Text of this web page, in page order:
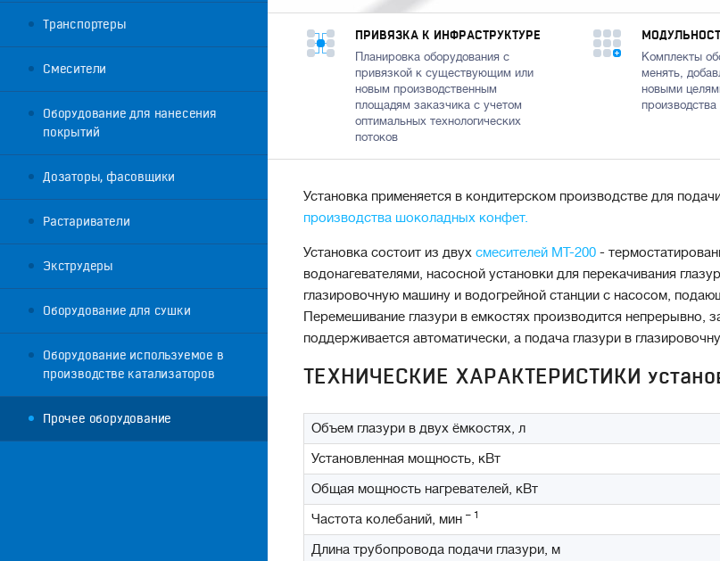
Транспортеры
Смесители
Оборудование для нанесения
покрытий
Дозаторы, фасовщики
Растариватели
Экструдеры
Оборудование для сушки
Оборудование используемое в
производстве катализаторов
Прочее оборудование
ПРИВЯЗКА К ИНФРАСТРУКТУРЕ
Планировка оборудования с
привязкой к существующим или
новым производственным
площадям заказчика с учетом
оптимальных технологических
потоков
Комплекты
менять,
новыми
производства
Установка применяется в кондитерском производстве для
производства шоколадных конфет.
Установка состоит из двух смесителей МТ-200 -
водонагевателями, насосной установки для перекачивания
глазировочную машину и водогрейной станции с насосом,
Перемешивание глазури в емкостях производится непрерывно,
поддерживается автоматически, а подача глазури в
ТЕХНИЧЕСКИЕ ХАРАКТЕРИСТИКИ
Объем глазури в двух ёмкостях, л
Установленная мощность, кВт
Общая мощность нагревателей, кВт
Частота колебаний, мин – 1
Длина трубопровода подачи глазури, м